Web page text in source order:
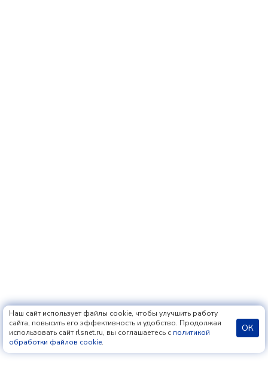
Наш сайт использует файлы cookie, чтобы улучшить работу
сайта, повысить его эффективность и удобство. Продолжая
использовать сайт rlsnet.ru, вы соглашаетесь с политикой
обработки файлов cookie.
ОК